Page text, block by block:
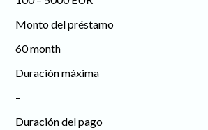
Monto del préstamo
60 month
Duración máxima
–
Duración del pago